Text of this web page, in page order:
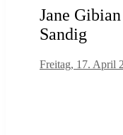
Jane
Sandig
Freitag, 17. April